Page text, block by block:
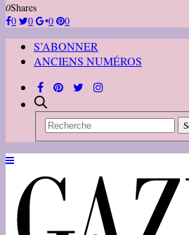
0Shares
0
0 0 0
S’ABONNER
ANCIENS NUMÉROS